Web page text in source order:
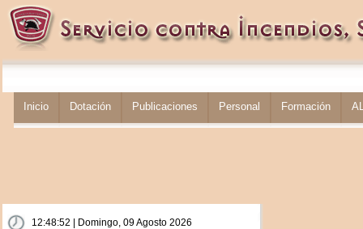
Inicio Dotación Publicaciones Personal Formación
12:48:52 | Domingo, 09 Agosto 2026